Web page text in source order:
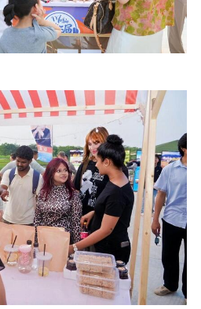
明实践
文明培育
进典型
主义教育
全民国防教育
源保护利
用
闻出版
民阅读
出版监管
黄打非
影工作